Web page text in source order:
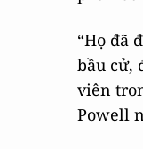
“Họ đã
bầu cử,
viên
Powell